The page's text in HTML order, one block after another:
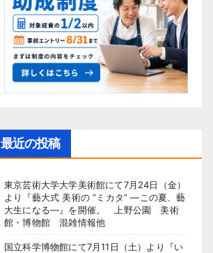
最近の投稿
東京芸術大学大学美術館にて7月24日（金）
より『藝大式 美術の “ミカタ” ―この夏、藝
大生になる―』を開催。 上野公園 美術
館・博物館 混雑情報他
国立科学博物館にて7月11日（土）より『い